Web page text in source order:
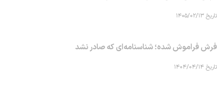
تاریخ ۱۴۰۵/۰۲/۱۳
فرش فراموش شده؛ شناسنامه‌ای که صادر نشد
تاریخ ۱۴۰۴/۰۴/۱۴